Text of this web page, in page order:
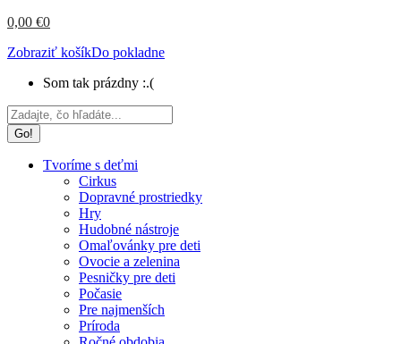
0,00 €0
Zobraziť košíkDo pokladne
Som tak prázdny :.(
Search:
Tvoríme s deťmi
Cirkus
Dopravné prostriedky
Hry
Hudobné nástroje
Omaľovánky pre deti
Ovocie a zelenina
Pesničky pre deti
Počasie
Pre najmenších
Príroda